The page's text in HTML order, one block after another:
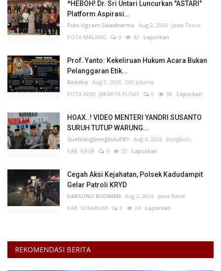
*HEBOH! Dr. Sri Untari Luncurkan "ASTARI"
Platform Aspirasi...
Putu Ugram Swadharma Aug 2, 2026 Jawa Timur
KOTA MALANG
0 42 Laporkan
Prof. Yanto: Kekeliruan Hukum Acara Bukan
Pelanggaran Etik...
Redaksi Aug 3, 2026 DKI Jakarta
KOTA ADM. JAKARTA PUSAT
0 38 Laporkan
HOAX..! VIDEO MENTERI YANDRI SUSANTO
SURUH TUTUP WARUNG...
GuetilangbengkuluPB1 Aug 4, 2026 Bengkulu
KAB. KAUR
0 33 Laporkan
Cegah Aksi Kejahatan, Polsek Kadudampit
Gelar Patroli KRYD
DARSONO BUDIMAN Aug 2, 2026 Jawa Barat
KAB. SUKABUMI
0 24 Laporkan
REKOMENDASI BERITA